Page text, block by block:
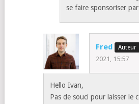
se faire sponsoriser par
Fred
2021, 15:57
Hello Ivan,
Pas de souci pour laisser le